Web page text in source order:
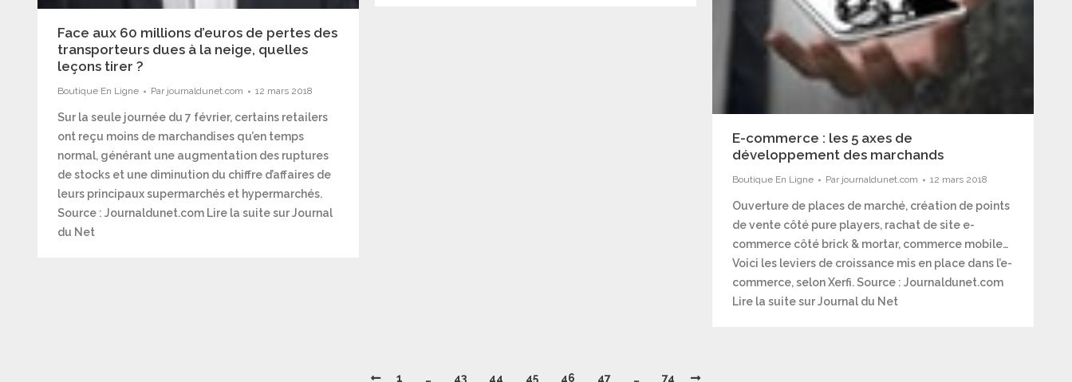
Face aux 60 millions d’euros de pertes des
transporteurs dues à la neige, quelles
leçons tirer ?
Boutique En Ligne Par journaldunet.com 12 mars 2018
Sur la seule journée du 7 février, certains retailers
ont reçu moins de marchandises qu’en temps
normal, générant une augmentation des ruptures
de stocks et une diminution du chiffre d’affaires de
leurs principaux supermarchés et hypermarchés.
Source : Journaldunet.com Lire la suite sur Journal
du Net
E-commerce : les 5 axes de
développement des marchands
Boutique En Ligne Par journaldunet.com 12 mars 2018
Ouverture de places de marché, création de points
de vente côté pure players, rachat de site e-
commerce côté brick & mortar, commerce mobile…
Voici les leviers de croissance mis en place dans l’e-
commerce, selon Xerfi. Source : Journaldunet.com
Lire la suite sur Journal du Net
1 … 43 44 45 46 47 … 74